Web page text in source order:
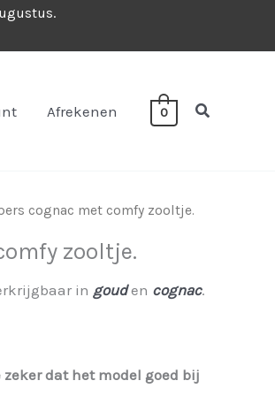
Afrekenen 0 Zoeken
cognac met comfy zooltje.
zooltje.
in gouden cognac.
dat het model goed bij